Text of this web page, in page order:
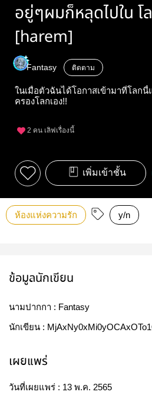
อยู่ๆผมก็หลุดไปใน โ
[harem]
Fantasy ติดตาม
ในเมื่อตัวฉันได้โอกาสเข้ามาที่โลก
ครองโลกเอง!!
2 คน เลิฟเรื่องนี้
เพิ่มเข้าชั้น
ห้องแห่งความรัก y/n
ข้อมูลนักเขียน
นามปากกา : Fantasy
นักเขียน :
เผยแพร่
วันที่เผยแพร่ : 13 พ.ค. 2565